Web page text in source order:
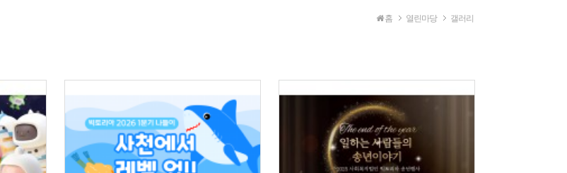
홈 열린마당 갤러리